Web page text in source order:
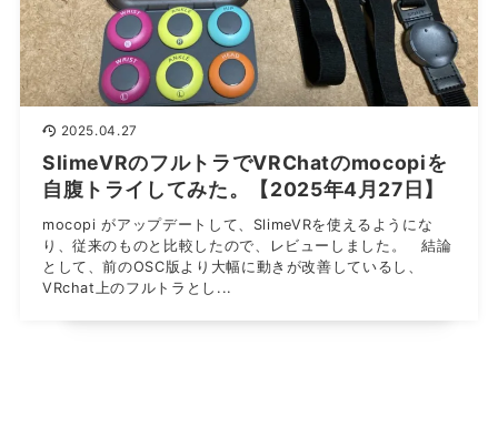
2025.04.27
SlimeVRのフルトラでVRChatのmocopiを
自腹トライしてみた。【2025年4月27日】
mocopi がアップデートして、SlimeVRを使えるようにな
り、従来のものと比較したので、レビューしました。 結論
として、前のOSC版より大幅に動きが改善しているし、
VRchat上のフルトラとし...